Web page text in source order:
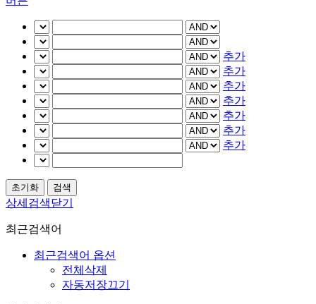
추가
추가
추가
추가
추가
추가
추가
상세검색닫기
최근검색어
최근검색어 옵션
전체삭제
자동저장끄기